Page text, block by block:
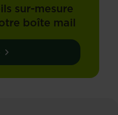
sur-mesure
boîte mail